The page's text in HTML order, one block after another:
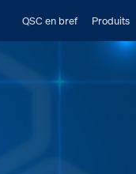
QSC en bref Produits